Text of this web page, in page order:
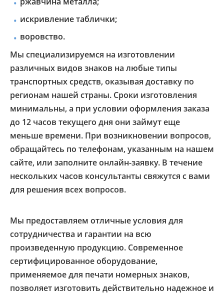
искривление таблички;
воровство.
Мы специализируемся на изготовлении
различных видов знаков на любые типы
транспортных средств, оказывая доставку по
регионам нашей страны. Сроки изготовления
минимальны, а при условии оформления заказа
до 12 часов текущего дня они займут еще
меньше времени. При возникновении вопросов,
обращайтесь по телефонам, указанным на нашем
сайте, или заполните онлайн-заявку. В течение
нескольких часов консультанты свяжутся с вами
для решения всех вопросов.
Мы предоставляем отличные условия для
сотрудничества и гарантии на всю
произведенную продукцию. Современное
сертифицированное оборудование,
применяемое для печати номерных знаков,
позволяет изготовить действительно надежное и